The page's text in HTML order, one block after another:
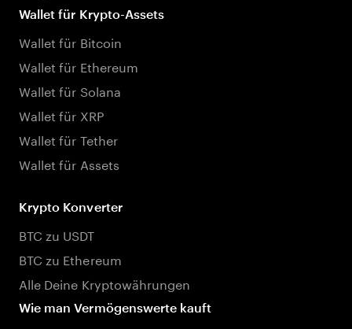
Wallet für Krypto-Assets
Wallet für Bitcoin
Wallet für Ethereum
Wallet für Solana
Wallet für XRP
Wallet für Tether
Wallet für Assets
Krypto Konverter
BTC zu USDT
BTC zu Ethereum
Alle Deine Kryptowährungen
Wie man Vermögenswerte kauft